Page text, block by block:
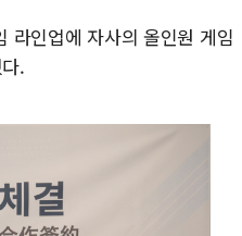
라인업에 자사의 올인원 게임
.